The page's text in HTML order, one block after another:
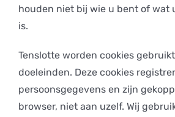
houden niet bij wie u bent of wat
is.
Tenslotte worden cookies
doeleinden. Deze cookies
persoonsgegevens en zijn
browser, niet aan uzelf. Wij